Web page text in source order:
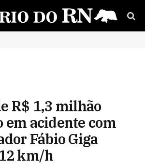
R$ 1,3 milhão
acidente com
Fábio Giga
km/h